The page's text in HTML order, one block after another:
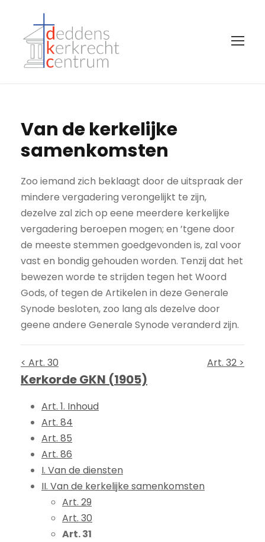
Van de kerkelijke
samenkomsten
Zoo iemand zich beklaagt door de uitspraak der
mindere vergadering verongelijkt te zijn,
dezelve zal zich op eene meerdere kerkelijke
vergadering beroepen mogen; en ’tgene door
de meeste stemmen goedgevonden is, zal voor
vast en bondig gehouden worden. Tenzij dat het
bewezen worde te strijden tegen het Woord
Gods, of tegen de Artikelen in deze Generale
Synode besloten, zoo lang als dezelve door
geene andere Generale Synode veranderd zijn.
< Art. 30 Art. 32 >
Kerkorde GKN (1905)
Art. 1. Inhoud
Art. 84
Art. 85
Art. 86
I. Van de diensten
II. Van de kerkelijke samenkomsten
Art. 29
Art. 30
Art. 31